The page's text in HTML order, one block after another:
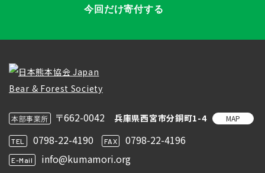
今回だけ寄付する
本部事業所 〒662-0042 兵庫県西宮市分銅町1-4 MAP
TEL 0798-22-4190 FAX 0798-22-4196
E-Mail info@kumamori.org